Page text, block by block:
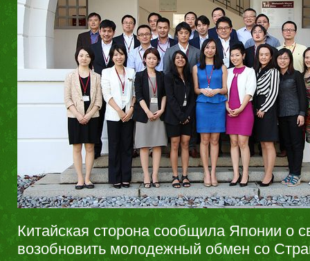
Китайская сторона сообщила Японии о
возобновить молодежный обмен со